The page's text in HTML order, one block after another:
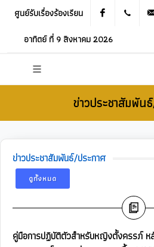
ศูนย์รับเรื่องร้องเรียน Facebook
อาทิตย์ ที่ 9 สิงหาคม 2026
ข่าวประชาสัมพัน
ข่าวประชาสัมพันธ์/ประกาศ
ดูทั้งหมด
คู่มือการปฏิบัติตัวสำหรับหญิงตั้งครรภ์ ห